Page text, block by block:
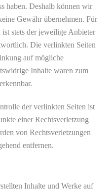
haben. Deshalb können wir
Gewähr übernehmen. Für
stets der jeweilige Anbieter
Die verlinkten Seiten
auf mögliche
Inhalte waren zum
der verlinkten Seiten ist
einer Rechtsverletzung
von Rechtsverletzungen
entfernen.
Inhalte und Werke auf